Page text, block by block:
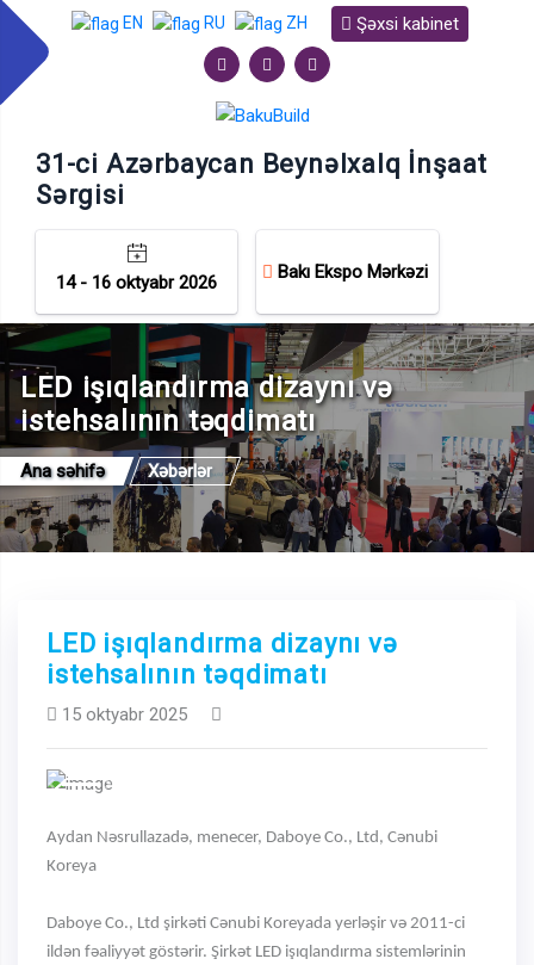
EN RU ZH Şəxsi kabinet
31-ci Azərbaycan Beynəlxalq İnşaat
Sərgisi
14 - 16 oktyabr 2026 Bakı Ekspo Mərkəzi
LED işıqlandırma dizaynı və
istehsalının təqdimatı
Ana səhifə Xəbərlər
LED işıqlandırma dizaynı və
istehsalının təqdimatı
15 oktyabr 2025
PreviousNext
Aydan Nəsrullazadə, menecer, Daboye Co., Ltd, Cənubi
Koreya
Daboye Co., Ltd şirkəti Cənubi Koreyada yerləşir və 2011-ci
ildən fəaliyyət göstərir. Şirkət LED işıqlandırma sistemlərinin